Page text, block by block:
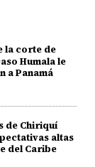
la corte de
Humala le
a Panamá
de Chiriquí
altas
del Caribe